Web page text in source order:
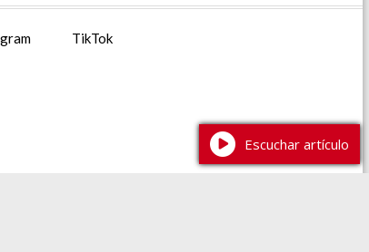
TikTok
Escuchar artículo